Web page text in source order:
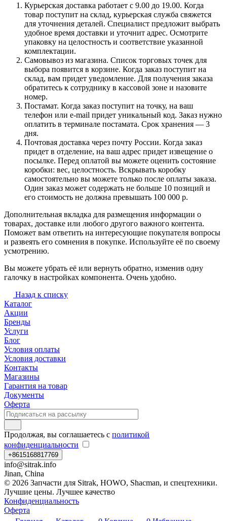
Курьерская доставка работает с 9.00 до 19.00. Когда
товар поступит на склад, курьерская служба свяжется
для уточнения деталей. Специалист предложит выбрать
удобное время доставки и уточнит адрес. Осмотрите
упаковку на целостность и соответствие указанной
комплектации.
Самовывоз из магазина. Список торговых точек для
выбора появится в корзине. Когда заказ поступит на
склад, вам придет уведомление. Для получения заказа
обратитесь к сотруднику в кассовой зоне и назовите
номер.
Постамат. Когда заказ поступит на точку, на ваш
телефон или e-mail придет уникальный код. Заказ нужно
оплатить в терминале постамата. Срок хранения — 3
дня.
Почтовая доставка через почту России. Когда заказ
придет в отделение, на ваш адрес придет извещение о
посылке. Перед оплатой вы можете оценить состояние
коробки: вес, целостность. Вскрывать коробку
самостоятельно вы можете только после оплаты заказа.
Один заказ может содержать не больше 10 позиций и
его стоимость не должна превышать 100 000 р.
Дополнительная вкладка для размещения информации о
товарах, доставке или любого другого важного контента.
Поможет вам ответить на интересующие покупателя вопросы
и развеять его сомнения в покупке. Используйте её по своему
усмотрению.
Вы можете убрать её или вернуть обратно, изменив одну
галочку в настройках компонента. Очень удобно.
Назад к списку
Каталог
Акции
Бренды
Услуги
Блог
Условия оплаты
Условия доставки
Контакты
Магазины
Гарантия на товар
Документы
Оферта
Продолжая, вы соглашаетесь с политикой
конфиденциальности
+8615168817769
info@sitrak.info
Jinan, China
© 2026 Запчасти для Sitrak, HOWO, Shacman, и спецтехники.
Лучшие цены. Лучшее качество
Конфиденциальность
Оферта